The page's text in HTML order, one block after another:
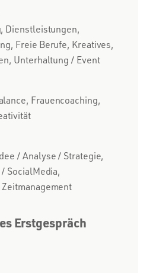
Dienstleistungen,
Freie Berufe, Kreatives,
Unterhaltung / Event
Frauencoaching,
/ Analyse / Strategie,
SocialMedia,
Erstgespräch